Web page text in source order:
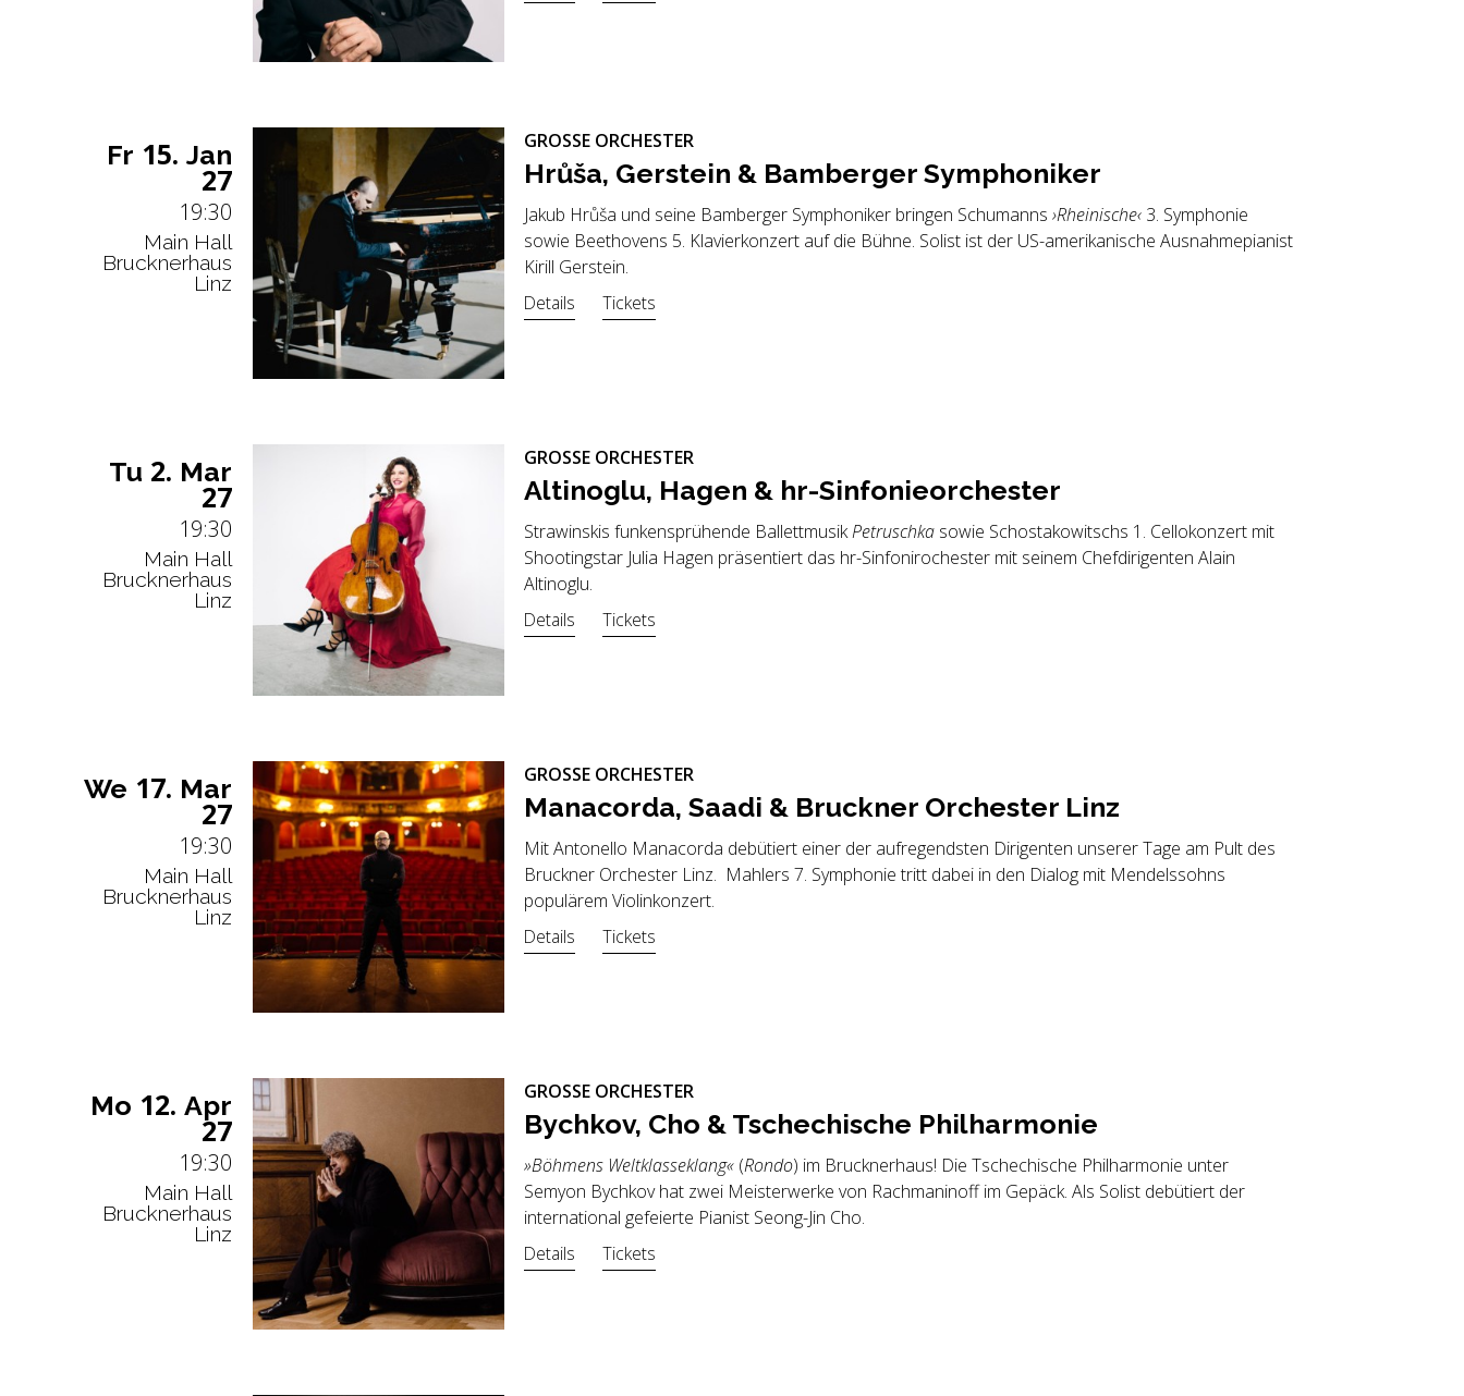
Fr 15. Jan
27
19:30
Main Hall
Brucknerhaus
Linz
GROSSE ORCHESTER
Hrůša, Gerstein & Bam­ber­ger Sym­pho­ni­ker
Jakub Hrůša und seine Bamberger Symphoniker bringen Schumanns ›Rheinische‹3. Symphonie
sowie Beethovens 5. Klavierkonzert auf die Bühne. Solist ist der US-amerikanische Ausnahmepianist
Kirill Gerstein.
Details
Tickets
Tu 2. Mar
27
19:30
Main Hall
Brucknerhaus
Linz
GROSSE ORCHESTER
Al­ti­no­g­lu, Hagen & hr-Sin­fo­nie­or­ches­ter
Strawinskis funkensprühende BallettmusikPetruschka sowie Schostakowitschs 1. Cellokonzert mit
Shootingstar Julia Hagen präsentiert das hr-Sinfonirochester mit seinem Chefdirigenten Alain
Altinoglu.
Details
Tickets
We 17. Mar
27
19:30
Main Hall
Brucknerhaus
Linz
GROSSE ORCHESTER
Ma­na­cor­da, Saadi & Bruck­ner Or­ches­ter Linz
Mit Antonello Manacorda debütiert einer der aufregendsten Dirigenten unserer Tage am Pult des
Bruckner Orchester Linz. Mahlers 7. Symphonie tritt dabei in den Dialog mit Mendelssohns
populärem Violinkonzert.
Details
Tickets
Mo 12. Apr
27
19:30
Main Hall
Brucknerhaus
Linz
GROSSE ORCHESTER
By­ch­kov, Cho & Tsche­chi­sche Phil­har­mo­nie
»Böhmens Weltklasseklang«(Rondo) im Brucknerhaus! Die Tschechische Philharmonie unter
Semyon Bychkov hat zwei Meisterwerke von Rachmaninoff im Gepäck. Als Solist debütiert der
international gefeierte Pianist Seong-Jin Cho.
Details
Tickets